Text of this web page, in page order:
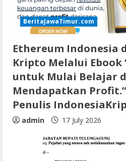
BeritaJawaTimur.com
Ethereum Indonesia
Kripto Melalui Ebook
untuk Mulai Belajar
Mendapatkan
Penulis
admin 17 July 2026